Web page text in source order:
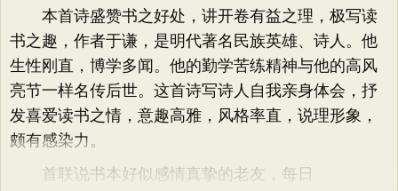
本首诗盛赞书之好处，讲开卷有益之理，极写读
书之趣，作者于谦，是明代著名民族英雄、诗人。他
生性刚直，博学多闻。他的勤学苦练精神与他的高风
亮节一样名传后世。这首诗写诗人自我亲身体会，抒
发喜爱读书之情，意趣高雅，风格率直，说理形象，
颇有感染力。
首联说书本好似感情真挚的老友，每日